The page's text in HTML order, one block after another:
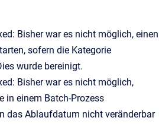
Bisher war es nicht möglich, einen
sofern die Kategorie
wurde bereinigt.
Bisher war es nicht möglich,
in einem Batch-Prozess
das Ablaufdatum nicht veränderbar